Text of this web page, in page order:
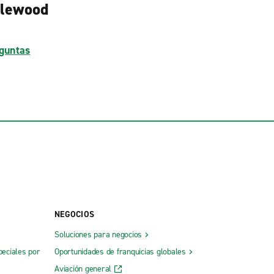
por
NEGOCIOS
Soluciones para negocios
Oportunidades de franquicias globales
Aviación general